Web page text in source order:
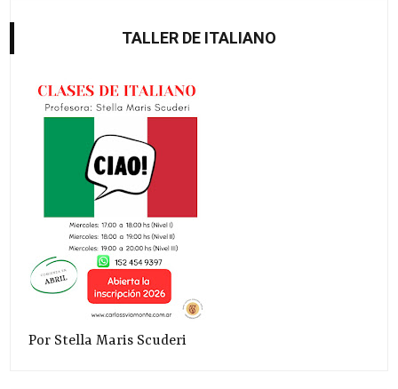
TALLER DE ITALIANO
Por Stella Maris Scuderi